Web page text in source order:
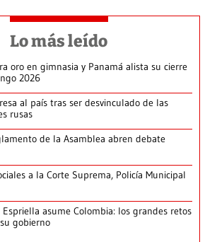
Lo más leído
oro en gimnasia y Panamá alista su cierre
2026
al país tras ser desvinculado de las
rusas
de la Asamblea abren debate
a la Corte Suprema, Policía Municipal
asume Colombia: los grandes retos
gobierno